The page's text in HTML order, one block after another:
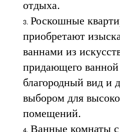
отдыха.
Роскошные
приобретают
ваннами из
придающего
благородный вид и
выбором для
помещений.
Ванные комнаты